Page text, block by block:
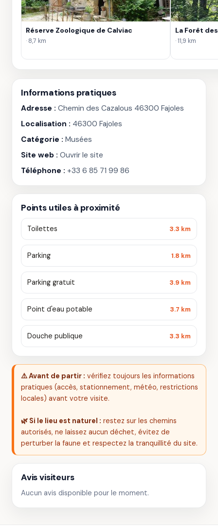
Réserve Zoologique de Calviac
· 8,7 km
La Forêt
· 11,9 km
Informations pratiques
Adresse : Chemin des Cazalous 46300 Fajoles
Localisation : 46300 Fajoles
Catégorie : Musées
Site web : Ouvrir le site
Téléphone : +33 6 85 71 99 86
Points utiles à proximité
Toilettes 3.3 km
Parking 1.8 km
Parking gratuit 3.9 km
Point d'eau potable 3.7 km
Douche publique 3.3 km
⚠️ Avant de partir : vérifiez toujours les informations
pratiques (accès, stationnement, météo, restrictions
locales) avant votre visite.
🌿 Si le lieu est naturel : restez sur les chemins
autorisés, ne laissez aucun déchet, évitez de
perturber la faune et respectez la tranquillité du site.
Avis visiteurs
Aucun avis disponible pour le moment.